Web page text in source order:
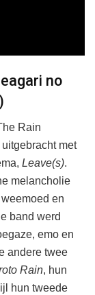
no
Rain
met
Leave(s).
melancholie
en
band werd
emo en
andere twee
Rain, hun
hun tweede